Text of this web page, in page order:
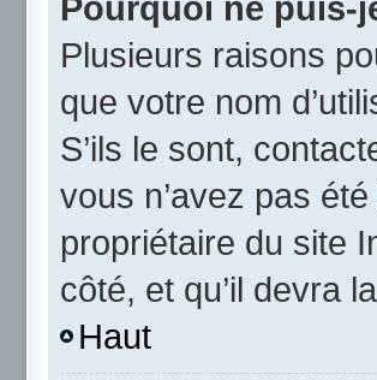
Plusieurs raisons
que votre nom
S’ils le sont,
vous n’avez pas
propriétaire du site
côté, et qu’il devra
Haut